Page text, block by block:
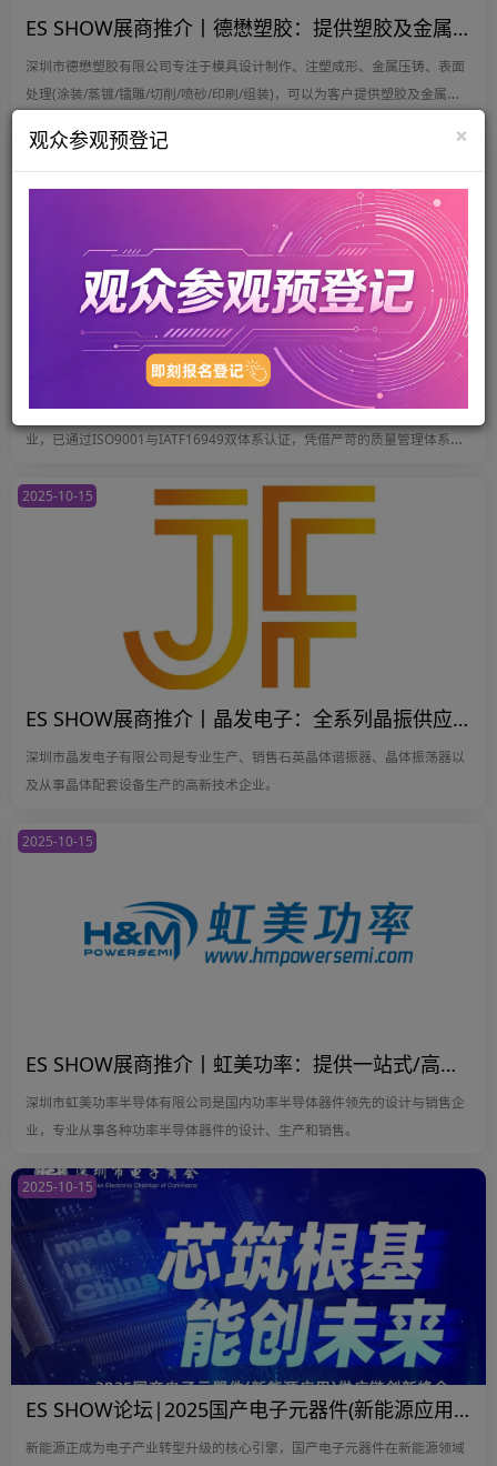
ES SHOW展商推介丨德懋塑胶：提供塑胶及金属产品加工的一站式服务
深圳市德懋塑胶有限公司专注于模具设计制作、注塑成形、金属压铸、表面
处理(涂装/蒸镀/镭雕/切削/喷砂/印刷/组装)，可以为客户提供塑胶及金属产
ES SHOW展商推介丨In-saiL——精密零件制造商&紧固方案提供商
In-saiL集团始创于1982年，在工业品领域，集研发与制造为一体的综合性企
业，已通过ISO9001与IATF16949双体系认证，凭借严苛的质量管理体系致
2025-10-16
ES SHOW展商推介丨晶发电子：全系列晶振供应，国产优质晶振品牌
深圳市晶发电子有限公司是专业生产、销售石英晶体谐振器、晶体振荡器以
及从事晶体配套设备生产的高新技术企业。
2025-10-15
ES SHOW展商推介丨虹美功率：提供一站式/高性价比功率半导体解决方案
深圳市虹美功率半导体有限公司是国内功率半导体器件领先的设计与销售企
业，专业从事各种功率半导体器件的设计、生产和销售。
2025-10-15
ES SHOW论坛|2025国产电子元器件(新能源应用)供应链创新峰会，提前预报名，好礼相送不断！
新能源正成为电子产业转型升级的核心引擎，国产电子元器件在新能源领域
2025-10-15
×
观众参观预登记